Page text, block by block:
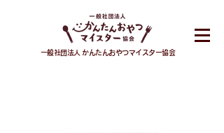
一般社団法人 かんたんおやつマイスター協会